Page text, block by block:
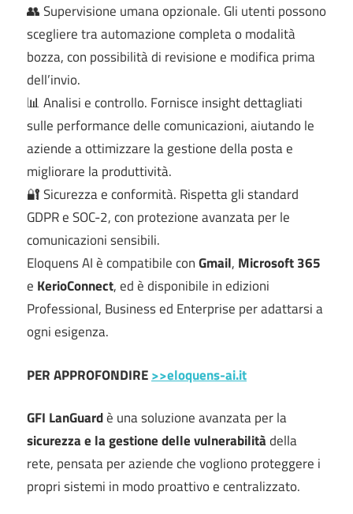
👥 Supervisione umana opzionale. Gli utenti possono
scegliere tra automazione completa o modalità
bozza, con possibilità di revisione e modifica prima
dell’invio.
📊 Analisi e controllo. Fornisce insight dettagliati
sulle performance delle comunicazioni, aiutando le
aziende a ottimizzare la gestione della posta e
migliorare la produttività.
🔐 Sicurezza e conformità. Rispetta gli standard
GDPR e SOC-2, con protezione avanzata per le
comunicazioni sensibili.
Eloquens AI è compatibile conGmail, Microsoft 365
e KerioConnect, ed è disponibile in edizioni
Professional, Business ed Enterprise per adattarsi a
ogni esigenza.
PER APPROFONDIRE>>eloquens-ai.it
GFI LanGuardè una soluzione avanzata per la
sicurezza e la gestione delle vulnerabilitàdella
rete, pensata per aziende che vogliono proteggere i
propri sistemi in modo proattivo e centralizzato.